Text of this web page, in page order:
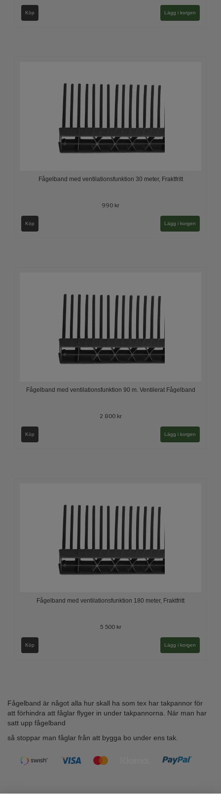
Köp
Fågelband med ventilationsfunktion 30 meter, Fraktfritt
990 kr
Köp
Fågelband med ventilationsfunktion 90 m. Ventilerat Fågelband
2 800 kr
Köp
Fågelband med ventilationsfunktion 180 meter, Fraktfritt
5 500 kr
Köp
Fågelband är något alla hur skall ha som tex har takpannor för
att förhindra att fåglar flyger in under takpannorna. När man har
satt upp fågelband
så stoppar man fåglar från att bygga bo under ens tak.